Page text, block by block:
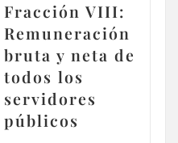
Fracción VIII:
Remuneración
bruta y neta de
todos los
servidores
públicos